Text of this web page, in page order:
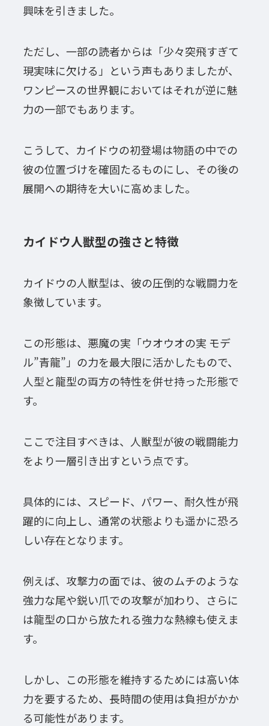
興味を引きました。
ただし、一部の読者からは「少々突飛すぎて
現実味に欠ける」という声もありましたが、
ワンピースの世界観においてはそれが逆に魅
力の一部でもあります。
こうして、カイドウの初登場は物語の中での
彼の位置づけを確固たるものにし、その後の
展開への期待を大いに高めました。
カイドウ人獣型の強さと特徴
カイドウの人獣型は、彼の圧倒的な戦闘力を
象徴しています。
この形態は、悪魔の実「ウオウオの実 モデ
ル”青龍”」の力を最大限に活かしたもので、
人型と龍型の両方の特性を併せ持った形態で
す。
ここで注目すべきは、人獣型が彼の戦闘能力
をより一層引き出すという点です。
具体的には、スピード、パワー、耐久性が飛
躍的に向上し、通常の状態よりも遥かに恐ろ
しい存在となります。
例えば、攻撃力の面では、彼のムチのような
強力な尾や鋭い爪での攻撃が加わり、さらに
は龍型の口から放たれる強力な熱線も使えま
す。
しかし、この形態を維持するためには高い体
力を要するため、長時間の使用は負担がかか
る可能性があります。